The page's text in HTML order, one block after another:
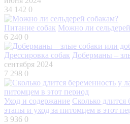
34 142 0
Питание собак Можно ли
6 240 0
Дрессировка собак Доберманы –
сентября 2024
7 298 0
Уход и содержание Сколько длится
этапы и уход за питомцем в этот
3 936 0